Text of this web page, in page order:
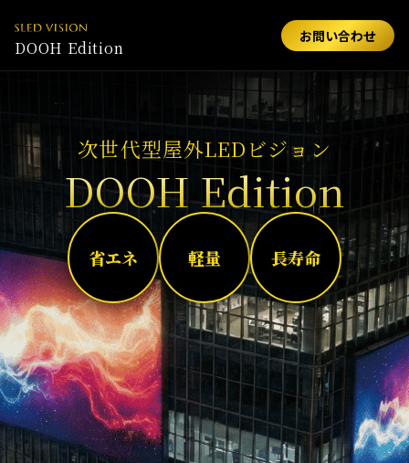
DOOH Edition
お問い合わせ
次世代型屋外LEDビジョン
DOOH Edition
省エネ 軽量 長寿命